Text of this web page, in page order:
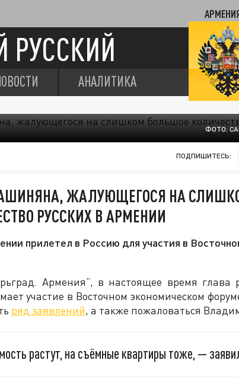
РУССКИЙ
АНАЛИТИКА
ФОТО:
ПОДПИШИТЕСЬ:
ЖАЛУЮЩЕГОСЯ НА
РУССКИХ В АРМЕНИИ
прилетел в Россию для участия в
Армения”, в настоящее время глава
участие в Восточном экономическом
ряд заявлений, а также пожаловаться
растут, на съёмные квартиры тоже, —